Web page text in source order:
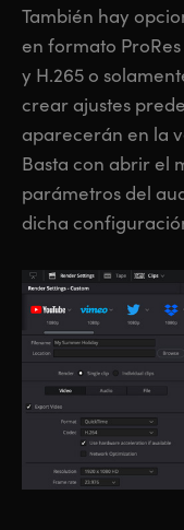
También hay
en formato
y H.265 o
crear ajustes
aparecerán en la
Basta con abrir el
parámetros del
dicha